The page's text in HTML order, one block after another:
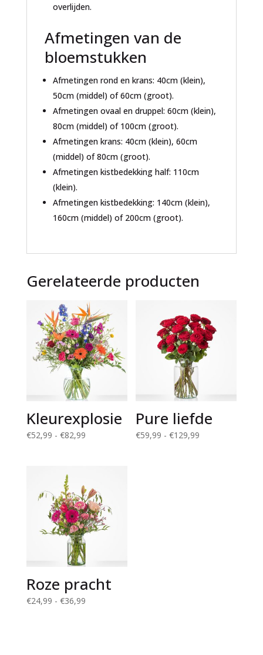
overlijden.
Afmetingen van de
bloemstukken
Afmetingen rond en krans: 40cm (klein),
50cm (middel) of 60cm (groot).
Afmetingen ovaal en druppel: 60cm (klein),
80cm (middel) of 100cm (groot).
Afmetingen krans: 40cm (klein), 60cm
(middel) of 80cm (groot).
Afmetingen kistbedekking half: 110cm
(klein).
Afmetingen kistbedekking: 140cm (klein),
160cm (middel) of 200cm (groot).
Gerelateerde producten
Kleurexplosie
€52,99 - €82,99Prijsklasse:
Pure liefde
€59,99 - €129,99
Roze pracht
€24,99 - €36,99Prijsklasse: